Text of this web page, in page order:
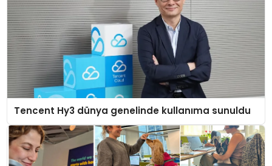
Tencent Hy3 dünya genelinde kullanıma sunuldu